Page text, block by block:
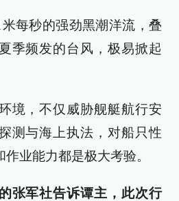
每秒的强劲黑潮洋流，叠
季频发的台风，极易掀起
境，不仅威胁舰艇航行安
测与海上执法，对船只性
业能力都是极大考验。
张军社告诉谭主，此次行